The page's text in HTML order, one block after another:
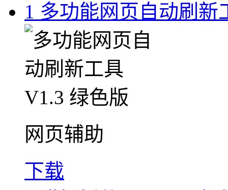
1 多功能网页自动刷新
网页辅助
下载